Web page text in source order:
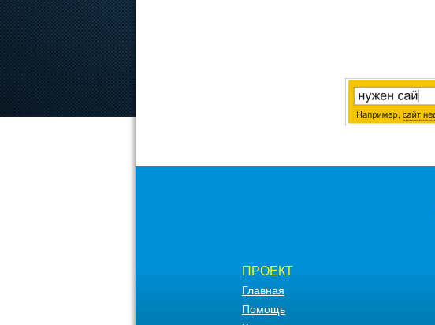
ПРОЕКТ
Главная
Помощь